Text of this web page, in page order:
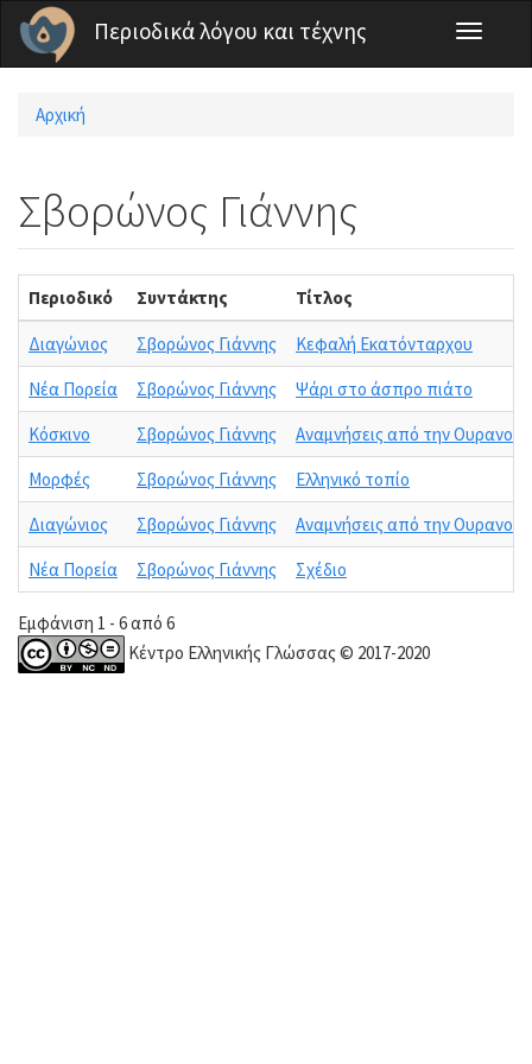
Παράκαμψη προς το κυρίως περιεχόμενο
Περιοδικά λόγου και τέχνης
Toggle
Είστε εδώ
Αρχική
Σβορώνος Γιάννης
Περιοδικό Συντάκτης Τίτλος
Διαγώνιος Σβορώνος Γιάννης
Κεφαλή Εκατόνταρχου
Νέα Πορεία
Σβορώνος Γιάννης
Ψάρι στο άσπρο πιάτο
Κόσκινο
Σβορώνος Γιάννης
Αναμνήσεις από την
Μορφές
Σβορώνος Γιάννης
Ελληνικό τοπίο
Διαγώνιος
Σβορώνος Γιάννης
Αναμνήσεις από την
Νέα Πορεία
Σβορώνος Γιάννης Σχέδιο
Εμφάνιση 1 - 6 από 6
Κέντρο Ελληνικής Γλώσσας © 2017-2020